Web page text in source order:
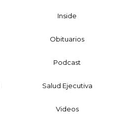
Inside
Obituarios
Podcast
Salud Ejecutiva
Videos